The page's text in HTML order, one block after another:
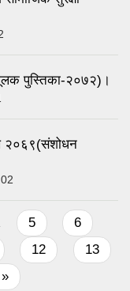
पुस्तिका-२०७२)।
२०६९(संशोधन
5
6
12
13